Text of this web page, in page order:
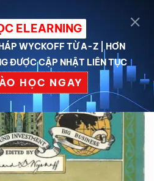
ELEARNING
WYCKOFF TỪ A-Z | HƠN
ĐƯỢC CẬP NHẬT LIÊN TỤC
HỌC NGAY